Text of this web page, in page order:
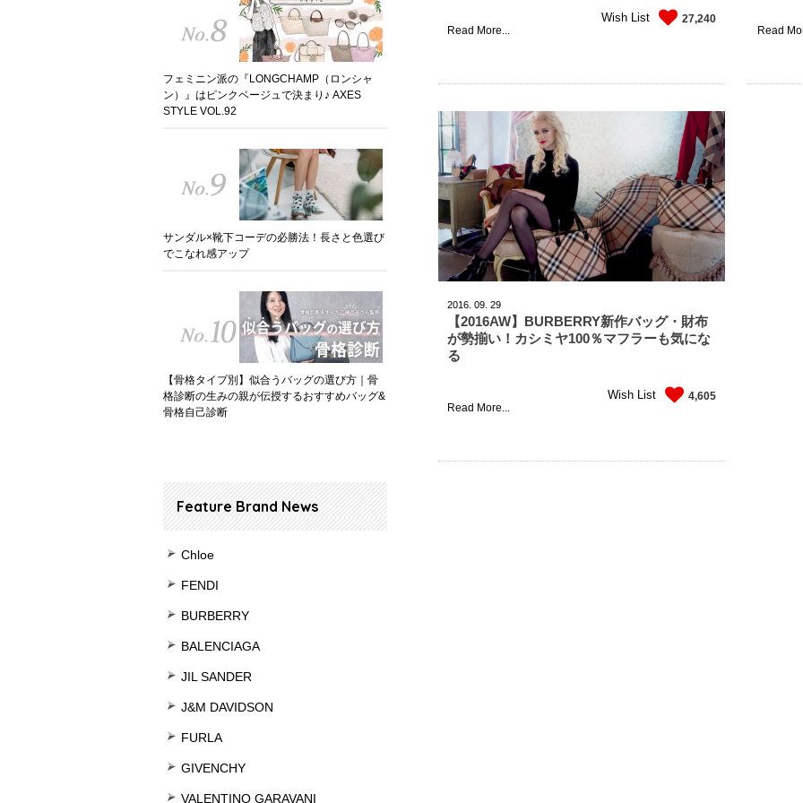
フェミニン派の『LONGCHAMP（ロンシャ
ン）』はピンクベージュで決まり♪ AXES
STYLE VOL.92
サンダル×靴下コーデの必勝法！長さと色選び
でこなれ感アップ
【骨格タイプ別】似合うバッグの選び方｜骨
格診断の生みの親が伝授するおすすめバッグ&
骨格自己診断
Feature Brand News
Chloe
FENDI
BURBERRY
BALENCIAGA
JIL SANDER
J&M DAVIDSON
FURLA
GIVENCHY
VALENTINO GARAVANI
Read More...
27,240
Wish List
Read
2016. 09. 29
【2016AW】BURBERRY新作バッグ・財布
が勢揃い！カシミヤ100％マフラーも気にな
る
Read More...
4,605
Wish List